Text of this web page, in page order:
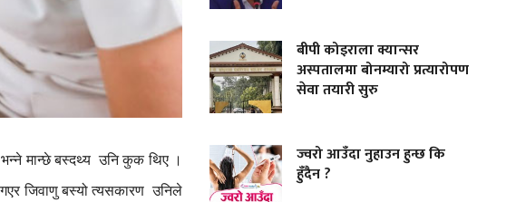
भन्ने मान्छे बस्दथ्य उनि कुक थिए ।
गएर जिवाणु बस्यो त्यसकारण उनिले
बीपी कोइराला क्यान्सर
अस्पतालमा बोनम्यारो प्रत्यारोपण
सेवा तयारी सुरु
ज्वरो आउँदा नुहाउन हुन्छ कि
हुँदैन ?